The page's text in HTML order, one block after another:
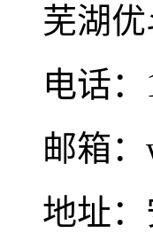
芜湖
电话：
邮箱：
地址